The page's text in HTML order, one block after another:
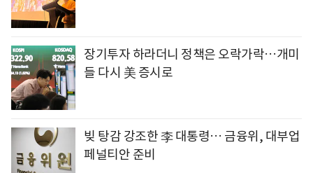
장기투자 하라더니 정책은 오락가락…개미
들 다시 美 증시로
빚 탕감 강조한 李 대통령… 금융위, 대부업
페널티안 준비